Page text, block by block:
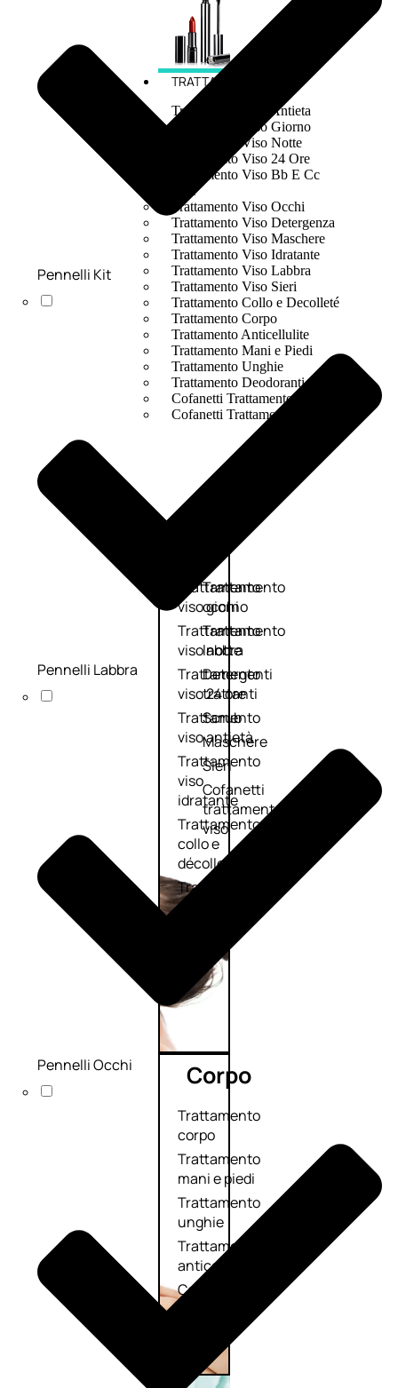
TRATTAMENTI
Trattamento Viso Antieta
Trattamento Viso Giorno
Trattamento Viso Notte
Trattamento Viso 24 Ore
Trattamento Viso Bb E Cc
Cream
Trattamento Viso Occhi
Trattamento Viso Detergenza
Trattamento Viso Maschere
Trattamento Viso Idratante
Trattamento Viso Labbra
Trattamento Viso Sieri
Trattamento Collo e Decolleté
Trattamento Corpo
Trattamento Anticellulite
Trattamento Mani e Piedi
Trattamento Unghie
Trattamento Deodoranti
Cofanetti Trattamento Viso
Cofanetti Trattamento Corpo
Viso
Trattamento
viso giorno
Trattamento
viso notte
Trattamento
viso 24 ore
Trattamento
viso antietà
Trattamento
viso
idratante
Trattamento
collo e
décolleté
Trattamento
viso BB e CC
Trattamento
occhi
Trattamento
labbra
Detergenti
trattanti
Scrub
Maschere
Sieri
Cofanetti
trattamento
viso
Corpo
Trattamento
corpo
Trattamento
mani e piedi
Trattamento
unghie
Trattamento
anticellulite
Cofanetti
Pennelli Kit
Pennelli Labbra
Pennelli Occhi